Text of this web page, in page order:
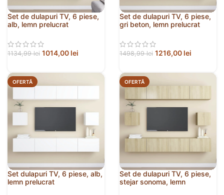
Set de dulapuri TV, 6 piese,
alb, lemn prelucrat
1134,99lei 1014,00 lei
Set de dulapuri TV, 6 piese,
gri beton, lemn prelucrat
1498,99lei 1216,00 lei
OFERTĂ
Set dulapuri TV, 6 piese, alb,
lemn prelucrat
OFERTĂ
Set de dulapuri TV, 6 piese,
stejar sonoma, lemn